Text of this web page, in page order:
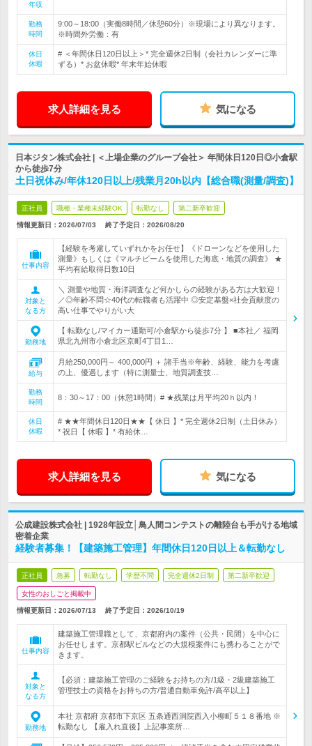
年収
勤務
時間
9:00～18:00（実働8時間／休憩60分）※現場により異なります。
※時間外労働：有
休日
休暇
# ＜年間休日120日以上＞* 完全週休2日制（会社カレンダーに準
ずる）* お盆休暇* 年末年始休暇
求人詳細を見る 気になる
日本ジタン株式会社 | ＜上場企業のグループ会社＞ 年間休日120日◎小倉駅
から徒歩7分
土日祝休み/年休120日以上/残業月20h以内【総合職(測量/調査)】
正社員 職種・業種未経験OK 転勤なし 第二新卒歓迎
情報更新日：2026/07/03 終了予定日： 2026/08/20
仕事内容
【経験を考慮していずれかをお任せ】《ドローンなどを使用した
測量》もしくは《マルチビームを使用した海底・地質の調査》 ★
平均有給取得日数10日
対象と
なる方
＼ 測量や地質・海洋調査など何かしらの経験がある方は大歓迎！
／◎年齢不問☆40代の転職者も活躍中 ◎安定基盤×社会貢献度の
高い仕事でやりがい大
勤務地
【 転勤なし/マイカー通勤可/小倉駅から徒歩7分 】 ■本社／ 福岡
県北九州市小倉北区京町4丁目1…
給与
月給250,000円～ 400,000円 ＋ 諸手当※年齢、経験、能力を考慮
の上、優遇します（特に測量士、地質調査技…
勤務
時間
8：30～17：00（休憩1時間）# ★残業は月平均20ｈ以内！
休日
休暇
# ★★年間休日120日★★【 休日 】* 完全週休2日制（土日休み）
* 祝日【 休暇 】* 有給休…
求人詳細を見る 気になる
公成建設株式会社 | 1928年設立│鳥人間コンテストの離陸台も手がける地域
密着企業
経験者募集！【建築施工管理】年間休日120日以上＆転勤なし
正社員 急募 転勤なし 学歴不問 完全週休2日制 第二新卒歓迎
女性のおしごと掲載中
情報更新日：2026/07/13 終了予定日： 2026/10/19
仕事内容
建築施工管理職として、京都府内の案件（公共・民間）を中心に
お任せします。京都駅ビルなどの大規模案件にも携わることがで
きます。
対象と
なる方
【必須：建築施工管理のご経験をお持ちの方/1級・2級建築施工
管理技士の資格をお持ちの方/普通自動車免許/高卒以上】
勤務地
本社 京都府 京都市下京区 五条通西洞院西入小柳町５１８番地 ※
転勤なし 【雇入れ直後】上記事業所…